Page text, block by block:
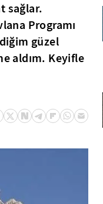
sağlar.
Programı
güzel
aldım. Keyifle